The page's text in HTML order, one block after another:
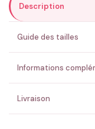
💚 Retour sous 24-48h
Description
Guide des tailles
Informations
Livraison